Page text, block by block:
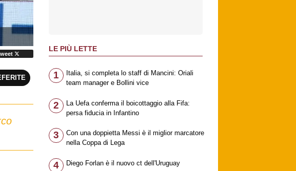
LE PIÙ LETTE
1
Italia, si completa lo staff di Mancini: Oriali
team manager e Bollini vice
2
La Uefa conferma il boicottaggio alla Fifa:
persa fiducia in Infantino
3
Con una doppietta Messi è il miglior marcatore
nella Coppa di Lega
4 Diego Forlan è il nuovo ct dell'Uruguay